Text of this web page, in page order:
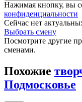
Нажимая кнопку, вы
конфиденциальности
Сейчас нет
Выбрать смену
Посмотрите другие
сменами.
Похожие
Подмосковье